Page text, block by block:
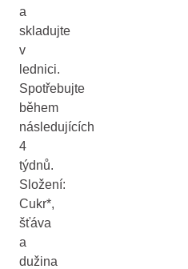
a
skladujte
v
lednici.
Spotřebujte
během
následujících
4
týdnů.
Složení:
Cukr*,
šťáva
a
dužina